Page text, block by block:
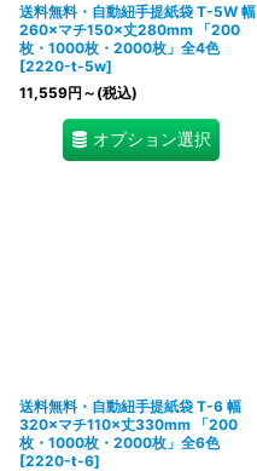
送料無料・自動紐手提紙袋 T-5W 幅
260×マチ150×丈280mm 「200
枚・1000枚・2000枚」全4色
[2220-t-5w]
11,559円 ～ (税込)
オプション選択
送料無料・自動紐手提紙袋 T-6 幅
320×マチ110×丈330mm 「200
枚・1000枚・2000枚」全6色
[2220-t-6]